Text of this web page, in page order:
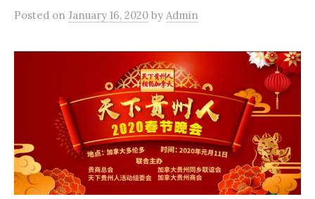
Posted on January 16, 2020 by Admin